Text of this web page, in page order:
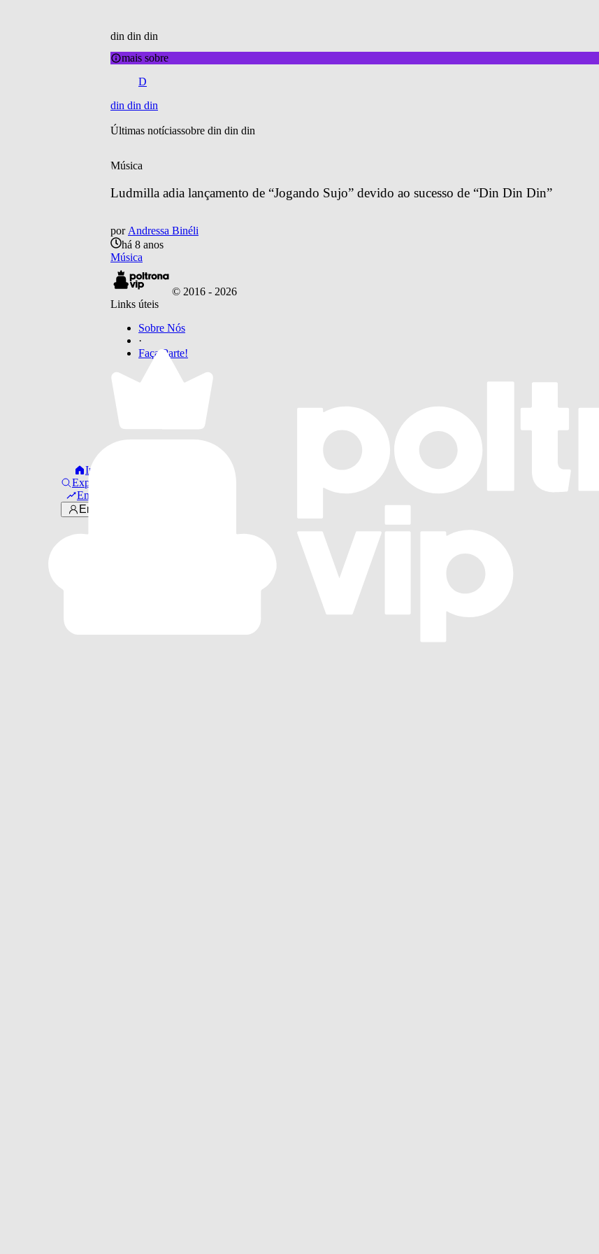
Início
Explorar
Em alta
Entrar
din din din
mais sobre
D
din din din
Últimas notíciassobre din din din
Música
Ludmilla adia lançamento de “Jogando Sujo” devido ao sucesso de “Din Din Din”
por Andressa Binéli
há 8 anos
Música
© 2016 - 2026
Links úteis
Sobre Nós
·
Faça Parte!